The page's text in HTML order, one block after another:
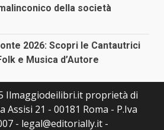
della società
2026: Scopri le Cantautrici
e Musica d’Autore
Ilmaggiodeilibri.it proprietà di
Assisi 21 - 00181 Roma - P.Iva
- legal@editorially.it -